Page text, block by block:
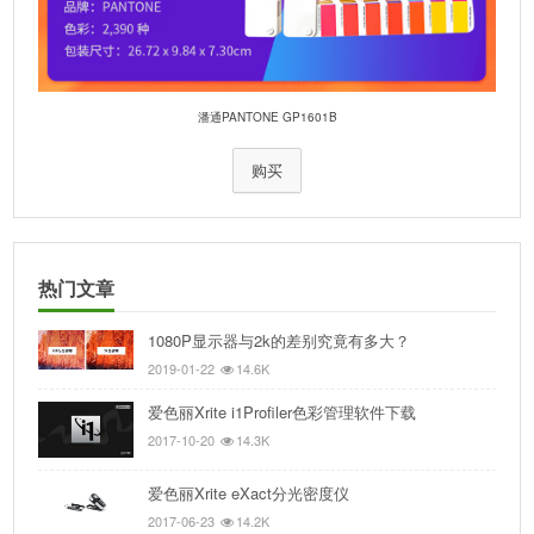
潘通PANTONE GP1601B
购买
热门文章
1080P显示器与2k的差别究竟有多大？
2019-01-22 14.6K
爱色丽Xrite i1Profiler色彩管理软件下载
2017-10-20 14.3K
爱色丽Xrite eXact分光密度仪
2017-06-23 14.2K